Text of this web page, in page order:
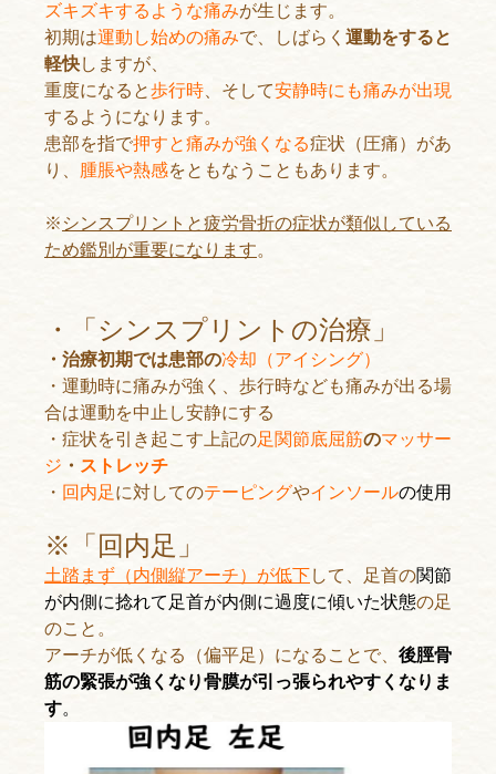
ズキズキするような痛みが生じます。
初期は運動し始めの痛みで、しばらく 運動をすると
軽快しますが、
重度になると歩行時 、そして安静時にも痛みが出現
するようになります。
患部を指で押すと痛みが強くなる症状（圧痛）があ
り、 腫脹や熱感をともなうこともあります。
※シンスプリントと疲労骨折の症状が類似している
ため鑑別が重要になります。
・「シンスプリントの治療」
・治療初期では患部の冷却（アイシング）
・運動時に痛みが強く、歩行時なども痛みが出る場
合は運動を中止し安静にする
・症状を引き起こす上記の足関節底屈筋のマッサー
ジ ・ ストレッチ
・ 回内足に対してのテーピングやインソールの使用
※「回内足」
土踏まず（内側縦アーチ）が低下して、足首の関節
が内側に捻れて足首が内側に過度に傾いた状態の足
のこと。
アーチが低くなる（偏平足）になることで、 後脛骨
筋の緊張が強くなり骨膜が引っ張られやすくなりま
す。